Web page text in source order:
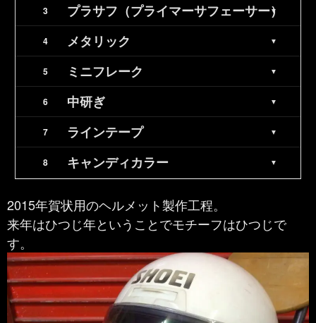
プラサフ（プライマーサフェーサー）
メタリック
ミニフレーク
中研ぎ
ラインテープ
キャンディカラー
2015年賀状用のヘルメット製作工程。
来年はひつじ年ということでモチーフはひつじで
す。